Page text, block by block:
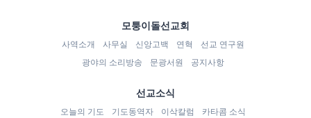
모퉁이돌선교회
사역소개 사무실 신앙고백 연혁
선교 연구원
광야의 소리방송
문광서원 공지사항
선교소식
오늘의 기도 기도동역자 이삭칼럼
카타콤 소식